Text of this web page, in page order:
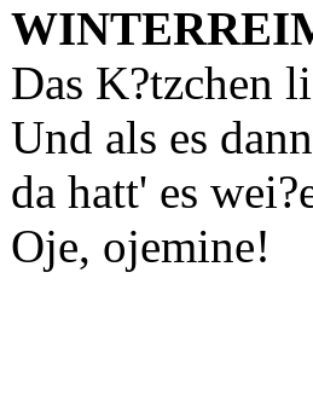
Das K?tzchen
Und als es
da hatt' es
Oje, ojemine!